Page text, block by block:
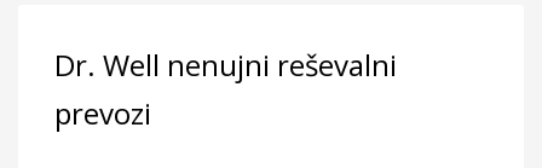
Dr. Well nenujni reševalni
prevozi